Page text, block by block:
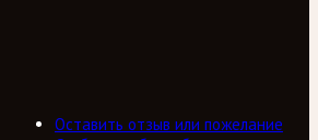
Оставить отзыв или пожелание